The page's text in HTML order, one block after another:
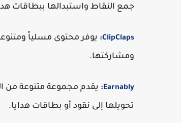
جمع النقاط واستبدالها ببطاقات
ClipClaps
: يوفر محتوى مسلياً
ومشاركتها.
Earnably: يقدم مجموعة متنوعة من
تحويلها إلى نقود أو بطاقات هدايا.